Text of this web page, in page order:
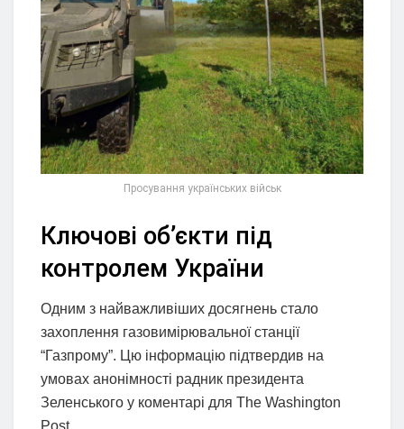
Просування українських військ
Ключові об’єкти під
контролем України
Одним з найважливіших досягнень стало
захоплення газовимірювальної станції
“Газпрому”. Цю інформацію підтвердив на
умовах анонімності радник президента
Зеленського у коментарі для The Washington
Post.